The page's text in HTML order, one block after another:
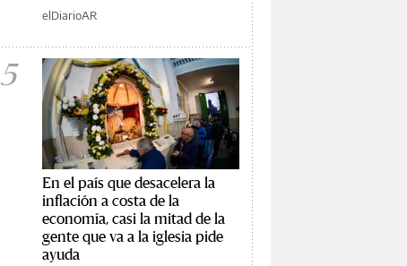
elDiarioAR
5
En el país que desacelera la
inflación a costa de la
economía, casi la mitad de la
gente que va a la iglesia pide
ayuda